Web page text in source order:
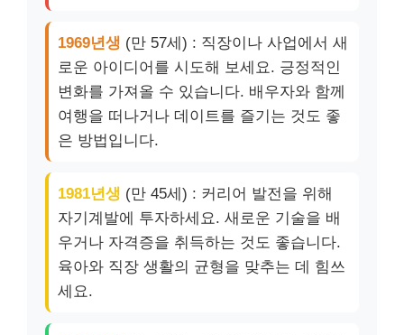
1969년생 (만 57세) : 직장이나 사업에서 새
로운 아이디어를 시도해 보세요. 긍정적인
변화를 가져올 수 있습니다. 배우자와 함께
여행을 떠나거나 데이트를 즐기는 것도 좋
은 방법입니다.
1981년생 (만 45세) : 커리어 발전을 위해
자기계발에 투자하세요. 새로운 기술을 배
우거나 자격증을 취득하는 것도 좋습니다.
육아와 직장 생활의 균형을 맞추는 데 힘쓰
세요.